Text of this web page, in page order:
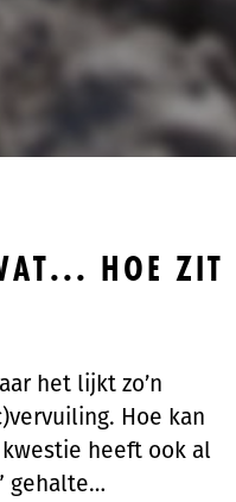
HOE ZIT
het lijkt zo’n
Hoe kan
heeft ook al
gehalte…